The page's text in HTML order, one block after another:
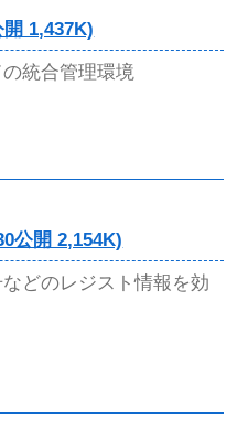
開 1,437K)
統合管理環境
公開 2,154K)
どのレジスト情報を効